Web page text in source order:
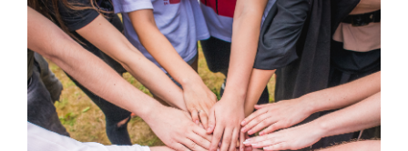
Formación Continua
Estudiantes
Académicos
Funcionarios